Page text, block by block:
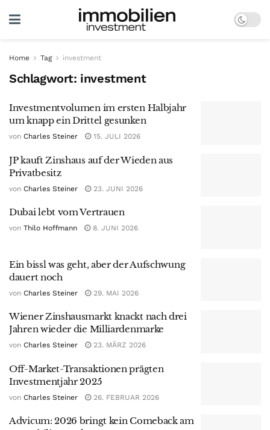
Home Tag investment
Schlagwort: investment
Investmentvolumen im ersten Halbjahr
um knapp ein Drittel gesunken
von Charles Steiner 15. JULI 2026
JP kauft Zinshaus auf der Wieden aus
Privatbesitz
von Charles Steiner 23. JUNI 2026
Dubai lebt vom Vertrauen
von Thilo Hoffmann 8. JUNI 2026
Ein bissl was geht, aber der Aufschwung
dauert noch
von Charles Steiner 29. MAI 2026
Wiener Zinshausmarkt knackt nach drei
Jahren wieder die Milliardenmarke
von Charles Steiner 23. MÄRZ 2026
Off-Market-Transaktionen prägten
Investmentjahr 2025
von Charles Steiner 26. FEBRUAR 2026
Advicum: 2026 bringt kein Comeback am